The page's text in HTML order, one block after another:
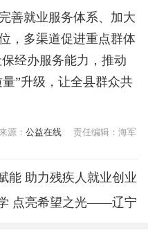
就业服务体系、加大
，多渠道促进重点群体
经办服务能力，推动
”升级，让全县群众共
源： 公益在线 责任编辑：海军
能 助力残疾人就业创业
点亮希望之光——辽宁